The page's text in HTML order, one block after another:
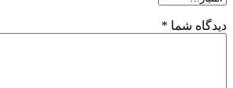
دیدگاه شما *